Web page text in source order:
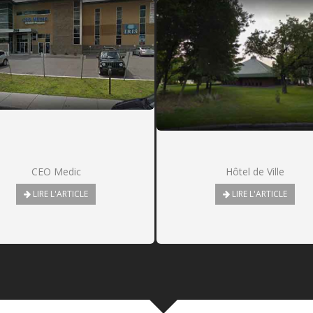
Hôtel de Ville
LIRE L'ARTICLE
Le Vieux Shack
LIRE L'ARTICLE